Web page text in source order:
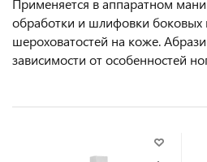
Применяется в аппаратном
обработки и шлифовки боковых
шероховатостей на коже.
зависимости от особенностей